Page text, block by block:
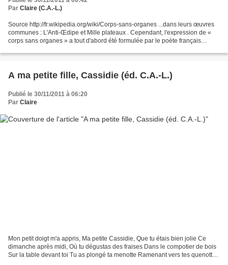
Par Claire (C.A.-L.)
Source http://fr.wikipedia.org/wiki/Corps-sans-organes ...dans leurs œuvres
communes : L'Anti-Œdipe et Mille plateaux . Cependant, l'expression de «
corps sans organes » a tout d'abord été formulée par le poète français
A ma petite fille, Cassidie (éd. C.A.-L.)
Publié le 30/11/2011 à 06:20
Par Claire
Mon petit doigt m'a appris, Ma petite Cassidie, Que tu étais bien jolie Ce
dimanche après midi, Où tu dégustas des fraises Dans le compotier de bois
Sur la table devant toi Tu as plongé ta menotte Ramenant vers tes quenottes